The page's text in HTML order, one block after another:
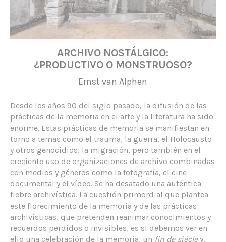
ARCHIVO NOSTÁLGICO:
¿PRODUCTIVO O MONSTRUOSO?
Ernst van Alphen
Desde los años 90 del siglo pasado, la difusión de las
prácticas de la memoria en el arte y la literatura ha sido
enorme. Estas prácticas de memoria se manifiestan en
torno a temas como el trauma, la guerra, el Holocausto
y otros genocidios, la migración, pero también en el
creciente uso de organizaciones de archivo combinadas
con medios y géneros como la fotografía, el cine
documental y el vídeo. Se ha desatado una auténtica
fiebre archivística. La cuestión primordial que plantea
este florecimiento de la memoria y de las prácticas
archivísticas, que pretenden reanimar conocimientos y
recuerdos perdidos o invisibles, es si debemos ver en
ello una celebración de la memoria, un fin de siècley,